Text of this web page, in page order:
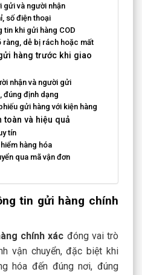
gửi và người nhận
số điện thoại
tin khi gửi hàng COD
ràng, dễ bị rách hoặc mất
hàng trước khi giao
nhận và người gửi
đúng định dạng
gửi hàng với kiện hàng
toàn và hiệu quả
tín
hàng hóa
qua mã vận đơn
tin gửi hàng chính
chính xác đóng vai trò
vận chuyển, đặc biệt khi
hóa đến đúng nơi, đúng